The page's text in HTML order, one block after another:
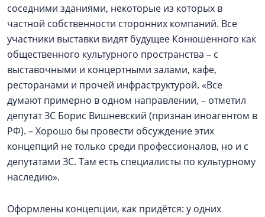
соседними зданиями, некоторые из которых в
частной собственности сторонних компаний. Все
участники выставки видят будущее Конюшенного как
общественного культурного пространства – с
выставочными и концертными залами, кафе,
ресторанами и прочей инфраструктурой. «Все
думают примерно в одном направлении, – отметил
депутат ЗС Борис Вишневский (признан иноагентом в
РФ). – Хорошо бы провести обсуждение этих
концепций не только среди профессионалов, но и с
депутатами ЗС. Там есть специалисты по культурному
наследию».
Оформлены концепции, как придётся: у одних